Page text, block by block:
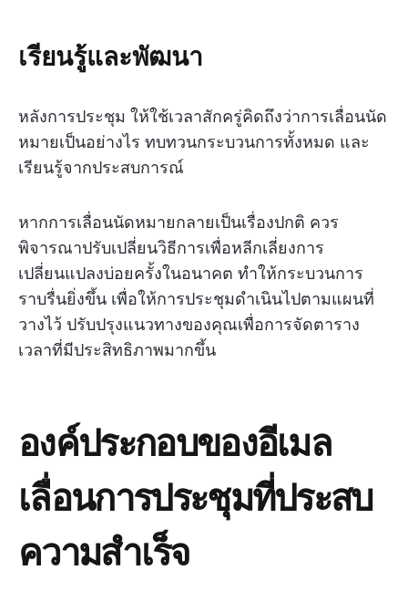
เรียนรู้และพัฒนา
หลังการประชุม ให้ใช้เวลาสักครู่คิดถึงว่าการเลื่อนนัด
หมายเป็นอย่างไร ทบทวนกระบวนการทั้งหมด และ
เรียนรู้จากประสบการณ์
หากการเลื่อนนัดหมายกลายเป็นเรื่องปกติ ควร
พิจารณาปรับเปลี่ยนวิธีการเพื่อหลีกเลี่ยงการ
เปลี่ยนแปลงบ่อยครั้งในอนาคต ทำให้กระบวนการ
ราบรื่นยิ่งขึ้น เพื่อให้การประชุมดำเนินไปตามแผนที่
วางไว้ ปรับปรุงแนวทางของคุณเพื่อการจัดตาราง
เวลาที่มีประสิทธิภาพมากขึ้น
องค์ประกอบของอีเมล
เลื่อนการประชุมที่ประสบ
ความสำเร็จ